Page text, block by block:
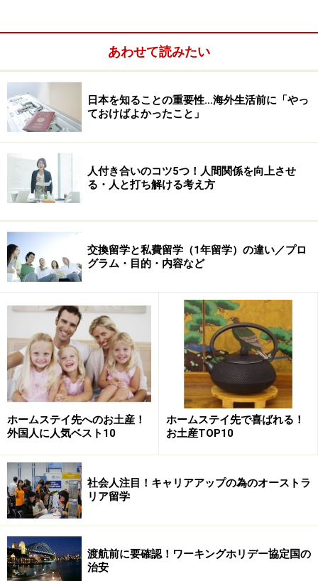
Science in Business Administration等）やMIM(Master of
International Management)など、ビジネス系大学院の学
位は学校によって名称が異なることもありますが、多く
います。
ただ、一般的にMBA留学というとアメリカのビジネスス
クールを思い描くケースが多いのではないでしょうか。
そして、2年間で取得する学位という認識ではないかと
思います。しかし、最近はアメリカ以外の国のMBAも注
ビジネススクールの人気があがっています。
次のページでは
ます。
※記事内容は執筆時点のものです。最新の内容をご確認くださ
い。
あわせて読みたい
日本を知ることの重要性…海外生活前に「やっ
ておけばよかったこと」
人付き合いのコツ5つ！人間関係を向上させ
る・人と打ち解ける考え方
交換留学と私費留学（1年留学）の違い／プロ
グラム・目的・内容など
ホームステイ先へのお土産！
外国人に人気ベスト10
ホームステイ先で喜ばれる！
お土産TOP10
社会人注目！キャリアアップの為のオーストラ
リア留学
渡航前に要確認！ワーキングホリデー協定国の
治安